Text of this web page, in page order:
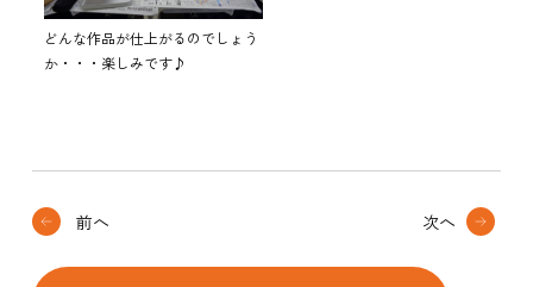
どんな作品が仕上がるのでしょう
か・・・楽しみです♪
前へ 次へ